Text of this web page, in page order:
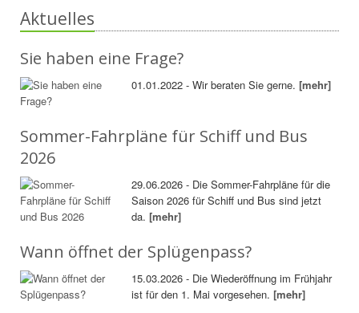
Aktuelles
Sie haben eine Frage?
01.01.2022 - Wir beraten Sie gerne.[mehr]
Sommer-Fahrpläne für Schiff und Bus
2026
29.06.2026 - Die Sommer-Fahrpläne für die
Saison 2026 für Schiff und Bus sind jetzt
da.[mehr]
Wann öffnet der Splügenpass?
15.03.2026 - Die Wiederöffnung im Frühjahr
ist für den 1. Mai vorgesehen.[mehr]